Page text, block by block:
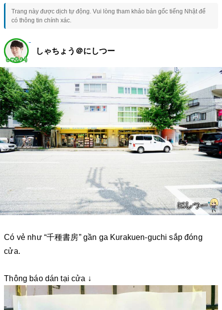
Trang này được dịch tự động. Vui lòng tham khảo bản gốc tiếng Nhật để
có thông tin chính xác.
しゃちょう＠にしつー
Có vẻ như “千種書房” gần ga Kurakuen-guchi sắp đóng
cửa.
Thông báo dán tại cửa ↓